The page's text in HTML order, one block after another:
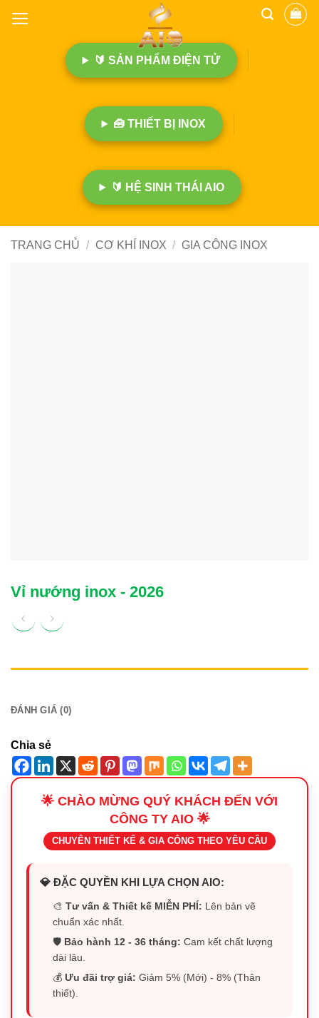
🔰 SẢN PHẨM ĐIỆN TỬ
🧰 THIẾT BỊ INOX
🔰 HỆ SINH THÁI AIO
TRANG CHỦ / CƠ KHÍ INOX / GIA CÔNG INOX
Vỉ nướng inox - 2026
ĐÁNH GIÁ (0)
Chia sẻ
🌟 CHÀO MỪNG QUÝ KHÁCH ĐẾN VỚI
CÔNG TY AIO 🌟
CHUYÊN THIẾT KẾ & GIA CÔNG THEO YÊU CẦU
💎 ĐẶC QUYỀN KHI LỰA CHỌN AIO:
🎨Tư vấn & Thiết kế MIỄN PHÍ: Lên bản vẽ
chuẩn xác nhất.
🛡️ Bảo hành 12 - 36 tháng: Cam kết chất lượng
dài lâu.
💰Ưu đãi trợ giá: Giảm 5% (Mới) - 8% (Thân
thiết).